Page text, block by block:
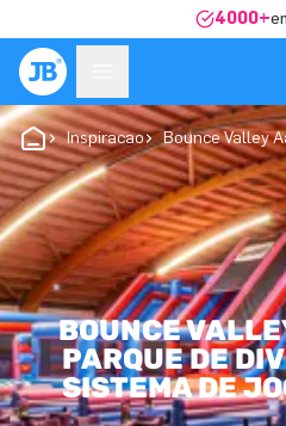
4000+
Inspiracao Bounce Valley
BOUNCE
PARQUE DE
SISTEMA DE